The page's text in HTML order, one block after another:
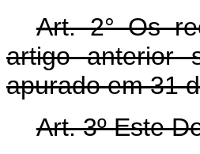
Art. 2° Os
artigo anterior
apurado em 31
Art. 3º Este